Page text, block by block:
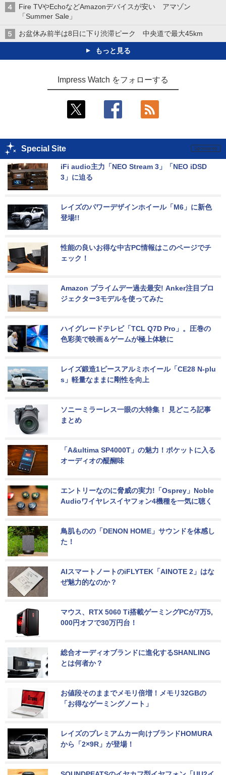
Fire TVやEchoなどAmazonデバイスが安い アマゾン
「Summer Sale」
お盆休み前半は8日に下り渋滞ピーク 中央道で最大45km
もっと見る
Impress Watch をフォローする
Special Site
iFi audio主力「NEO Stream 3」「NEO iDSD
3」に迫る
レイズのパワーデザインホイール「M6」に新色
登場!!
性能の良いお得な中古PC情報はこのページでチ
ェック！
Amazon プライムデー過去最安! Anker注目プロ
ジェクター3モデルを使ってみた
ハイグレードテレビ「TCL Q7D Pro」。圧巻の
色彩美で映画＆ゲームが極上体験に
レイズ鍛造1ピースアルミホイール「CE28 N-plu
s」軽量なままに剛性を向上
ソニーミラーレス一眼の大特集！ 見どころ記事
まとめ
「A&ultima SP4000T」の魅力！ポケットに入る
オーディオの醍醐味
エントリーなのに脅威の実力!「Osprey」Noble
Audioワイヤレスイヤフォン4機種を一気に聴く
鳥肌ものの「DENON HOME」サウンドを体感し
た！
AIスマートノートのiFLYTEK「AINOTE 2」はな
ぜ魅力的なのか？
マウス、RTX 5060 Ti搭載ゲーミングPCが7万5,
000円オフで30万円台！
総合オーディオブランドに進化するSHANLING
とは何者か？
お値段そのままでメモリ倍増！メモリ32GBの
「お得なゲーミングノート」
レイズのプレミアムカー向けブランドHOMURA
から「2×9R」が登場！